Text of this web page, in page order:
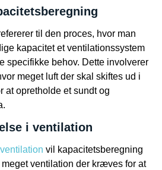
til den proces, hvor man
kapacitet et ventilationssystem
specifikke behov. Dette involverer
meget luft der skal skiftes ud i
at opretholde et sundt og
i ventilation
vil kapacitetsberegning
ventilation der kræves for at